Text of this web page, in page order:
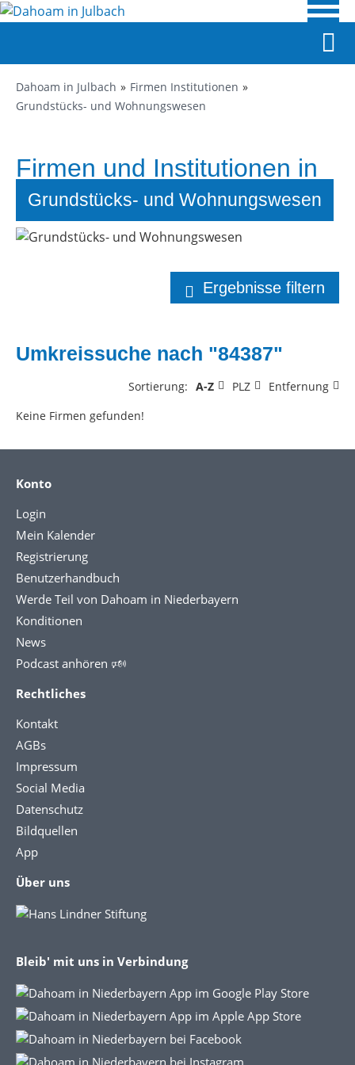
Dahoam in Julbach
Firmen Institutionen
Grundstücks- und Wohnungswesen
Firmen und Institutionen in
Julbach
Grundstücks- und Wohnungswesen
Ergebnisse filtern
Umkreissuche nach "84387"
Sortierung: A-Z PLZ
Entfernung
Keine Firmen gefunden!
Konto
Login
Mein Kalender
Registrierung
Benutzerhandbuch
Werde Teil von Dahoam in Niederbayern
Konditionen
News
Podcast anhören 🕬
Rechtliches
Kontakt
AGBs
Impressum
Social Media
Datenschutz
Bildquellen
App
Über uns
Bleib' mit uns in Verbindung